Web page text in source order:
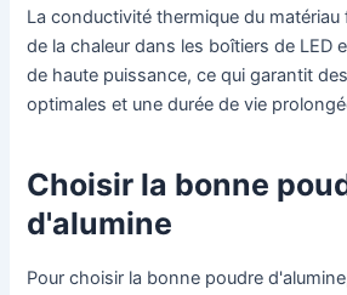
La conductivité thermique du
de la chaleur dans les boîtiers de LED
de haute puissance, ce qui garantit
optimales et une durée de vie
Choisir la bonne
d'alumine
Pour choisir la bonne poudre